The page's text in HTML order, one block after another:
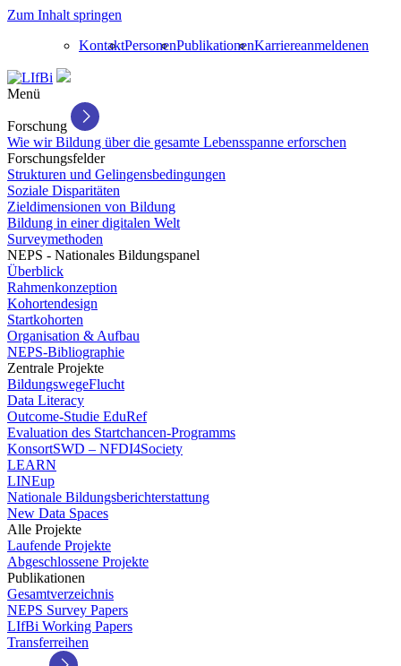
Zum Inhalt springen
KontaktPersonenPublikationenKarriereanmeldenen
Menü
Forschung
Wie wir Bildung über die gesamte Lebensspanne erforschen
Forschungsfelder
Strukturen und Gelingensbedingungen
Soziale Disparitäten
Zieldimensionen von Bildung
Bildung in einer digitalen Welt
Surveymethoden
NEPS - Nationales Bildungspanel
Überblick
Rahmenkonzeption
Kohortendesign
Startkohorten
Organisation & Aufbau
NEPS-Bibliographie
Zentrale Projekte
BildungswegeFlucht
Data Literacy
Outcome-Studie EduRef
Evaluation des Startchancen-Programms
KonsortSWD – NFDI4Society
LEARN
LINEup
Nationale Bildungsberichterstattung
New Data Spaces
Alle Projekte
Laufende Projekte
Abgeschlossene Projekte
Publikationen
Gesamtverzeichnis
NEPS Survey Papers
LIfBi Working Papers
Transferreihen